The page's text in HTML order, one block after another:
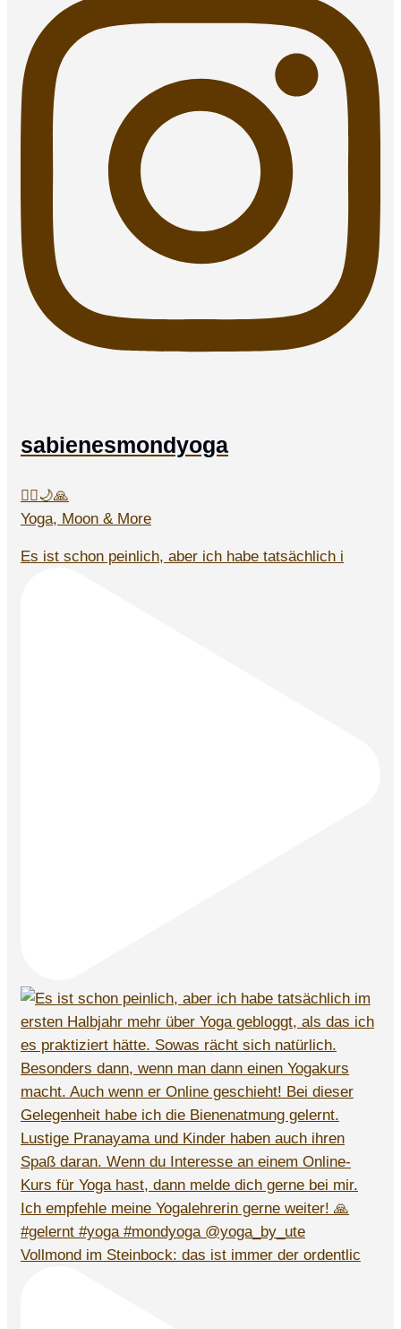
sabienesmondyoga
🧘‍♀️🌙🙏
Yoga, Moon & More
Es ist schon peinlich, aber ich habe tatsächlich i
Vollmond im Steinbock: das ist immer der ordentlic